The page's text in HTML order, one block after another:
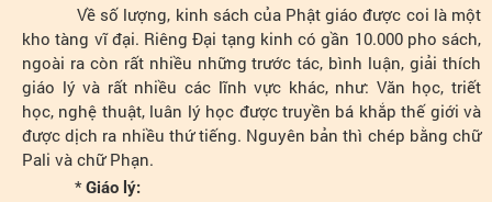
Về số lượng, kinh sách của Phật giáo được coi là một
kho tàng vĩ đại. Riêng Đại tạng kinh có gần 10.000 pho sách,
ngoài ra còn rất nhiều những trước tác, bình luận, giải thích
giáo lý và rất nhiều các lĩnh vực khác, như: Văn học, triết
học, nghệ thuật, luân lý học được truyền bá khắp thế giới và
được dịch ra nhiều thứ tiếng. Nguyên bản thì chép bằng chữ
Pali và chữ Phạn.
*Giáo lý: